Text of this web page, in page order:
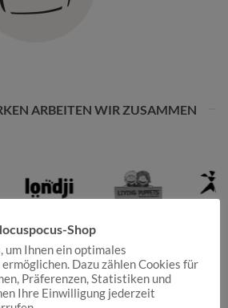
ARBEITEN WIR ZUSAMMEN
Shop
um Ihnen ein optimales
Dazu zählen Cookies für
Präferenzen, Statistiken und
Ihre Einwilligung jederzeit